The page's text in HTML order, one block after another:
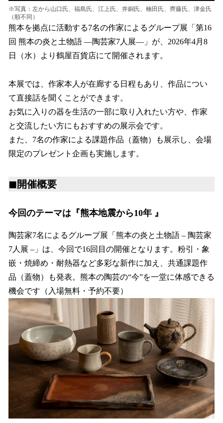
※写真：左から山口氏、福島氏、江上氏、井銅氏、楠田氏、齊藤氏、津金氏
（順不同）
熊本を拠点に活動する7名の作家によるグループ展「第16
回 熊本の炎と土物語 ―陶芸家7人展―」が、2026年4月8
日（水）より鶴屋百貨店にて開催されます。
本展では、作家本人が在廊する日程もあり、作品につい
て直接話を聞くことができます。
お気に入りの器を生活の一部に取り入れたい方や、作家
と交流したい方にもおすすめの展示会です。
また、7名の作家による課題作品（蓋物）も展示し、会場
限定のプレゼント企画も実施します。
◼︎開催概要
今回のテーマは『熊本地震から10年 』
陶芸家7名によるグループ展「熊本の炎と土物語 – 陶芸家
7人展 –」は、今回で16回目の開催となります。粉引・象
嵌・焼締め・耐熱器など多彩な新作に加え、共通課題作
品（蓋物）も発表。熊本の陶芸の“今”を一堂に体感できる
機会です（入場無料・予約不要）